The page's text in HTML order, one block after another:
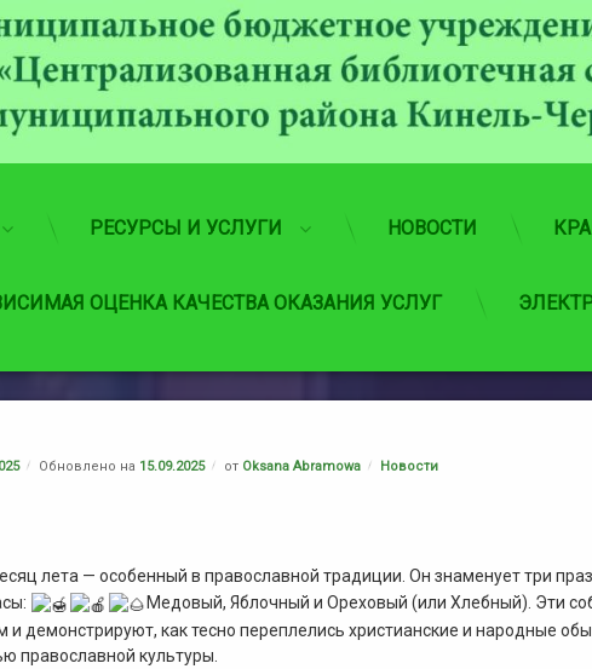
РЕСУРСЫ И УСЛУГИ НОВОСТИ
ОЦЕНКА КАЧЕСТВА ОКАЗАНИЯ УСЛУГ
Обновлено на 15.09.2025 от Oksana Abramowa Рубрики:
Новости
лета — особенный в православной традиции. Он знаменует три
Медовый, Яблочный и Ореховый (или Хлебный). Эти
и демонстрируют, как тесно переплелись христианские и народные
православной культуры.